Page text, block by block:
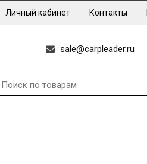
Личный кабинет Контакты
sale@carpleader.ru